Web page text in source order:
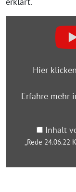
YouTube
Hier
Erfahre mehr
Inhalt
„Rede